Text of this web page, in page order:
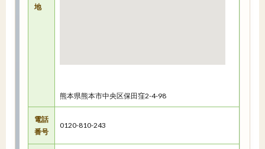
地
熊本県熊本市中央区保田窪2-4-98
電話
番号
0120-810-243